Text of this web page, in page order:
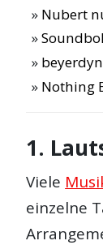
Nubert
Nothing
1.
Viele
einzelne